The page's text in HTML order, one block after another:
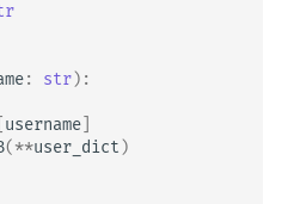
: str):
username
(**user_dict )